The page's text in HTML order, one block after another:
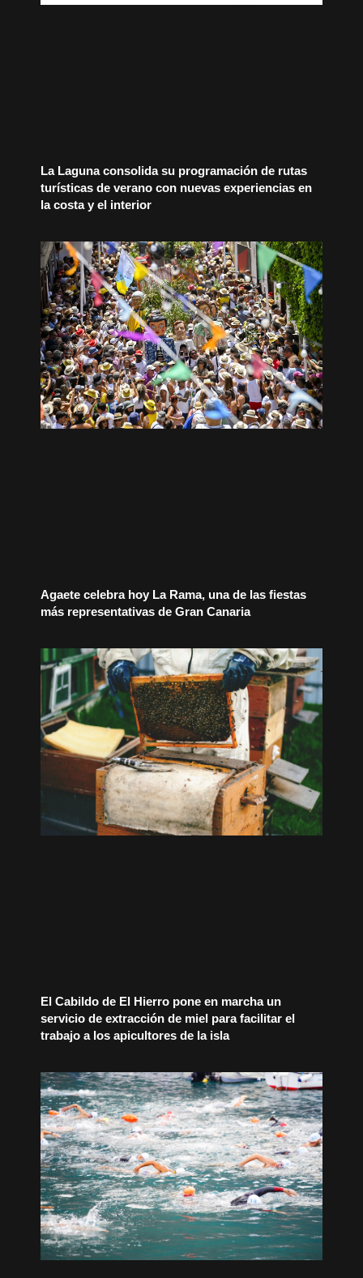
La Laguna consolida su programación de rutas
turísticas de verano con nuevas experiencias en
la costa y el interior
Agaete celebra hoy La Rama, una de las fiestas
más representativas de Gran Canaria
El Cabildo de El Hierro pone en marcha un
servicio de extracción de miel para facilitar el
trabajo a los apicultores de la isla